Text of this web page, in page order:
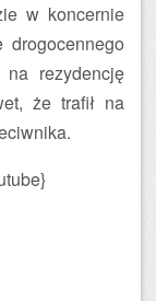
w koncernie
drogocennego
rezydencję
że trafił na